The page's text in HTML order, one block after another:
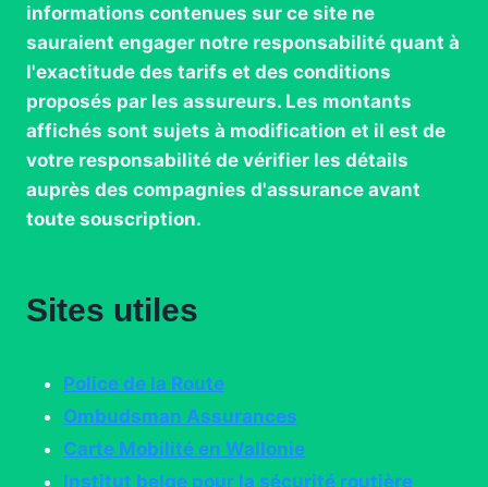
informations contenues sur ce site ne
sauraient engager notre responsabilité quant à
l'exactitude des tarifs et des conditions
proposés par les assureurs. Les montants
affichés sont sujets à modification et il est de
votre responsabilité de vérifier les détails
auprès des compagnies d'assurance avant
toute souscription.
Sites utiles
Police de la Route
Ombudsman Assurances
Carte Mobilité en Wallonie
Institut belge pour la sécurité routière